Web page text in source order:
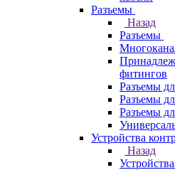
Разъемы
Назад
Разъемы
фитингов
Разъемы
Разъемы
Разъемы
Устройства
Назад